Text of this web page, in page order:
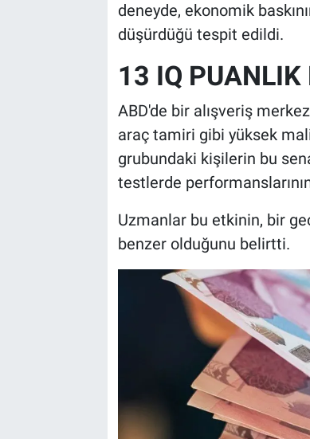
deneyde, ekonomik
düşürdüğü tespit edildi.
13 IQ PUANLIK
ABD'de bir alışveriş
araç tamiri gibi yüksek
grubundaki kişilerin bu
testlerde
Uzmanlar bu etkinin, bir
benzer olduğunu belirtti.